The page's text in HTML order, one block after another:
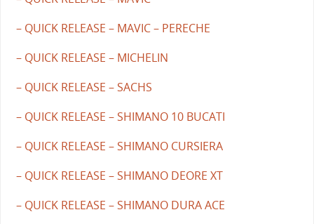
– QUICK RELEASE – MAVIC – PERECHE
– QUICK RELEASE – MICHELIN
– QUICK RELEASE – SACHS
– QUICK RELEASE – SHIMANO 10 BUCATI
– QUICK RELEASE – SHIMANO CURSIERA
– QUICK RELEASE – SHIMANO DEORE XT
– QUICK RELEASE – SHIMANO DURA ACE